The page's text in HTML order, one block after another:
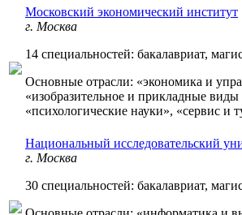
Московский экономический институт
г. Москва
14 специальностей: бакалавриат,
Основные отрасли: «экономика и
«изобразительное и прикладные виды
«психологические науки», «сервис и
Национальный исследовательский
г. Москва
30 специальностей: бакалавриат,